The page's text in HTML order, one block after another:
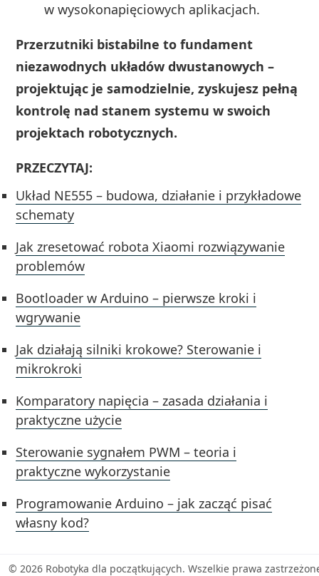
w wysokonapięciowych aplikacjach.
Przerzutniki bistabilne to fundament
niezawodnych układów dwustanowych –
projektując je samodzielnie, zyskujesz pełną
kontrolę nad stanem systemu w swoich
projektach robotycznych.
PRZECZYTAJ:
Układ NE555 – budowa, działanie i przykładowe
schematy
Jak zresetować robota Xiaomi rozwiązywanie
problemów
Bootloader w Arduino – pierwsze kroki i
wgrywanie
Jak działają silniki krokowe? Sterowanie i
mikrokroki
Komparatory napięcia – zasada działania i
praktyczne użycie
Sterowanie sygnałem PWM – teoria i
praktyczne wykorzystanie
Programowanie Arduino – jak zacząć pisać
własny kod?
© 2026 Robotyka dla początkujących. Wszelkie prawa